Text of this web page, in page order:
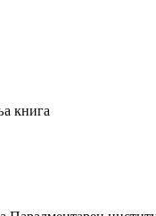
книга